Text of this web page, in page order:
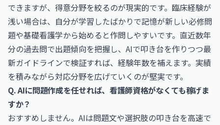
できますが、得意分野を絞るのが現実的です。臨床経験が
浅い場合は、自分が学習したばかりで記憶が新しい必修問
題や基礎看護学から始めると作問しやすいです。直近数年
分の過去問で出題傾向を把握し、AIで叩き台を作りつつ最
新ガイドラインで検証すれば、経験年数を補えます。実績
を積みながら対応分野を広げていくのが堅実です。
Q. AIに問題作成を任せれば、看護師資格がなくても稼げま
すか？
おすすめしません。AIは問題文や選択肢の叩き台を高速で